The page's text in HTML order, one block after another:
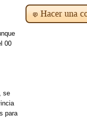
Hacer una
00
se
para